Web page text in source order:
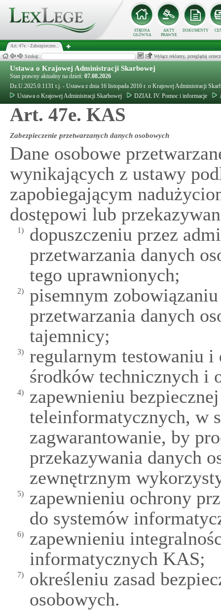
STRONA
GŁÓWNA
AKTY
PRAWNE
DOKUMENTY
Art. 47e. - Zabezpieczen...
Szukaj: Wyłącz reklamy, przeglądaj
Ustawa o Krajowej Administracji Skarbowej
Stan prawny aktualny na dzień: 07.08.2026
Dz.U.2025.0.1131 t.j. - Ustawa z dnia 16 listopada 2016 r. o Krajowej Administracji
Ustawa o Krajowej Administracji Skarbowej
DZIAŁ IV. Pomoc i informacje
Art. 47e. KAS
Zabezpieczenie przetwarzanych danych osobowych
Dane osobowe
wynikających z ustawy
zapobiegającym
dostępowi lub
1)
dopuszczeniu przez
przetwarzania danych
tego uprawnionych;
2)
pisemnym
przetwarzania danych
tajemnicy;
3)
regularnym testowaniu i
środków technicznych i
4)
zapewnieniu
teleinformatycznych, w
zagwarantowanie, by
przekazywania danych
zewnętrznym
5)
zapewnieniu ochrony
do systemów
6)
zapewnieniu
informatycznych KAS;
7)
określeniu zasad
osobowych.